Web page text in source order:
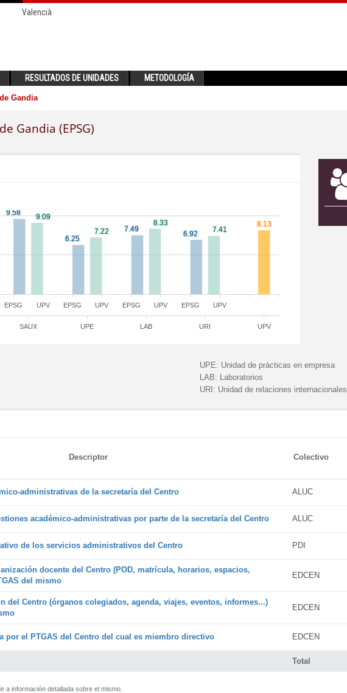
Valencià
RESULTADOS DE UNIDADES METODOLOGÍA
Gandia
Gandia (EPSG)
EPSG EPSG EPSG EPSG
UPV UPV UPV UPV
SAUX UPE LAB URI UPV
UPE: Unidad de prácticas en empresa
LAB: Laboratorios
URI: Unidad de relaciones internacionales
Descriptor Colectivo
Total
administrativas de la secretaría del Centro ALUC
académico-administrativas por parte de la secretaría del Centro ALUC
de los servicios administrativos del Centro PDI
docente del Centro (POD, matrícula, horarios, espacios,
del mismo
EDCEN
del Centro (órganos colegiados, agenda, viajes, eventos, informes...)
EDCEN
por el PTGAS del Centro del cual es miembro directivo EDCEN
a información detallada sobre el mismo.